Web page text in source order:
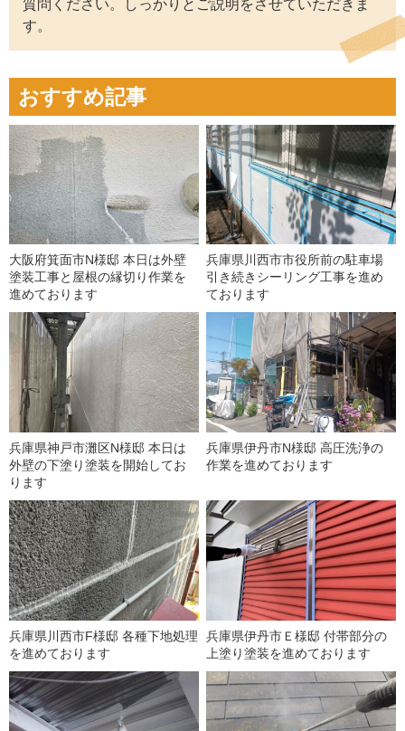
質問ください。しっかりとご説明をさせていただきま
す。
おすすめ記事
大阪府箕面市N様邸 本日は外壁
塗装工事と屋根の縁切り作業を
進めております
兵庫県川西市市役所前の駐車場
引き続きシーリング工事を進め
ております
兵庫県神戸市灘区N様邸 本日は
外壁の下塗り塗装を開始してお
ります
兵庫県伊丹市N様邸 高圧洗浄の
作業を進めております
兵庫県川西市F様邸 各種下地処理
を進めております
兵庫県伊丹市Ｅ様邸 付帯部分の
上塗り塗装を進めております